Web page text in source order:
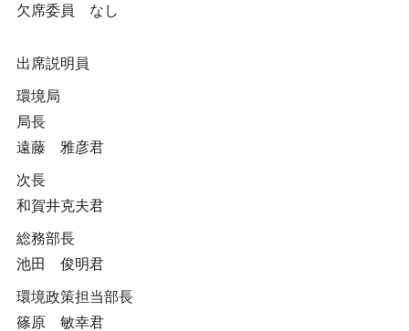
欠席委員 なし
出席説明員
環境局
局長
遠藤 雅彦君
次長
和賀井克夫君
総務部長
池田 俊明君
環境政策担当部長
篠原 敏幸君